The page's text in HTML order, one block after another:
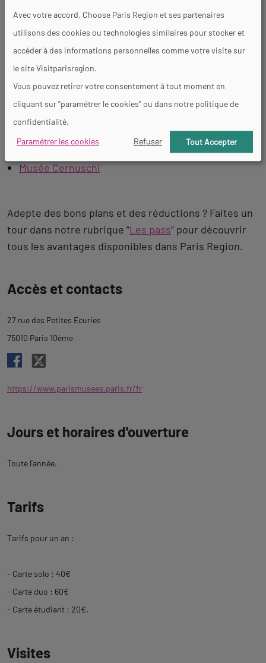
Musée Bourdelle
Musée Zadkine
Musée d’Art Moderne
Maison Victor Hugo
Musée de la vie romantique
Maison Balzac
Musée de la libération de Paris
Musée Cernuschi
Adepte des bons plans et des réductions ? Faites un
tour dans notre rubrique “Les pass” pour découvrir
tous les avantages disponibles dans Paris Region.
àAccès et contacts
27 rue des Petites Ecuries
75010 Paris 10ème
https://www.parismusees.paris.fr/fr
Jours et horaires d'ouverture
Toute l'année.
Tarifs
Tarifs pour un an :
- Carte solo : 40€
- Carte duo : 60€
- Carte étudiant : 20€.
Visites
Avec votre accord, Choose Paris Region et ses partenaires
utilisons des cookies ou technologies similaires pour stocker et
accéder à des informations personnelles comme votre visite sur
le site Visitparisregion.
Vous pouvez retirer votre consentement à tout moment en
cliquant sur "paramétrer le cookies" ou dans notre politique de
confidentialité.
Paramétrer les cookies
Refuser Tout Accepter